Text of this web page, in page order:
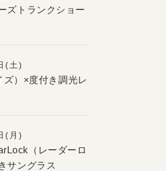
ズトランクショー
(土)
）×度付き調光レ
(月)
（レーダーロ
サングラス